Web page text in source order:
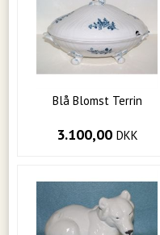
Blå Blomst Terrin
3.100,00 DKK